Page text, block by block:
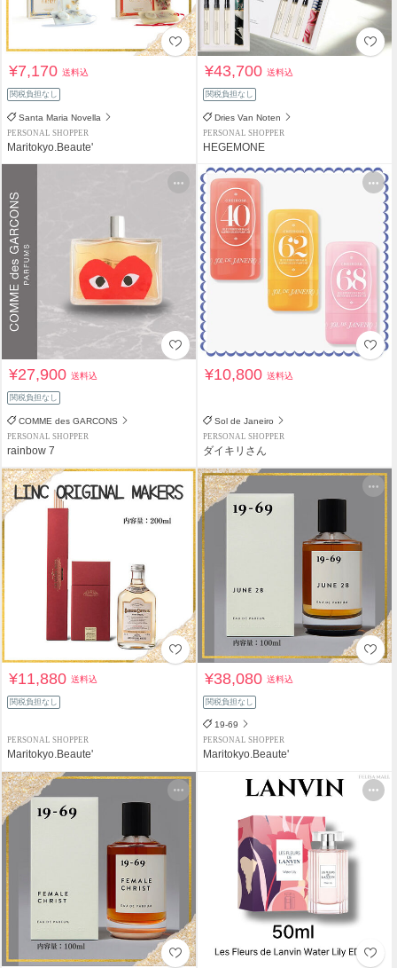
¥7,170送料込
関税負担なし
Santa Maria Novella
PERSONAL SHOPPER
Maritokyo.Beaute'
¥43,700送料込
関税負担なし
Dries Van Noten
PERSONAL SHOPPER
HEGEMONE
¥27,900送料込
関税負担なし
COMME des GARCONS
PERSONAL SHOPPER
rainbow 7
¥10,800送料込
Sol de Janeiro
PERSONAL SHOPPER
ダイキリさん
¥11,880送料込
関税負担なし
PERSONAL SHOPPER
Maritokyo.Beaute'
¥38,080送料込
関税負担なし
19-69
PERSONAL SHOPPER
Maritokyo.Beaute'